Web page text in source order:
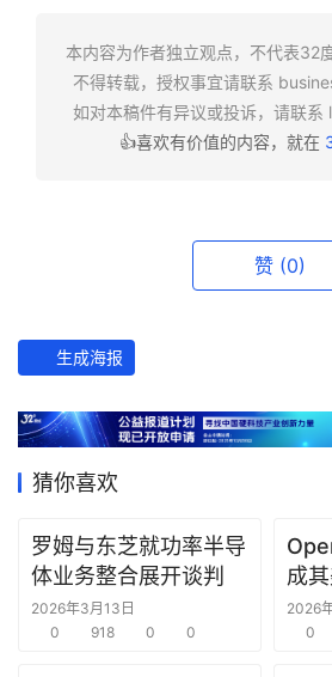
产
经
数
据
研
本内容为作者独立观点，不代表32
不得转载，授权事宜请联系
如对本稿件有异议或投诉，请联系
👍喜欢有价值的内容，就在
赞 (0)
生成海报
猜你喜欢
罗姆与东芝就功率半导
体业务整合展开谈判
2026年3月13日
0
918 0 0
成
究
2026
0